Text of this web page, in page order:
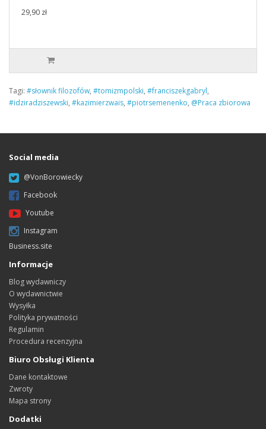
29,90 zł
Tagi: #słownik filozofów, #tomizmpolski, #franciszekgabryl,
#idziradziszewski, #kazimierzwais, #piotrsemenenko, @Praca zbiorowa
Social media
@VonBorowiecky
Facebook
Youtube
Instagram
Business.site
Informacje
Blog wydawniczy
O wydawnictwie
Wysyłka
Polityka prywatności
Regulamin
Procedura recenzyjna
Biuro Obsługi Klienta
Dane kontaktowe
Zwroty
Mapa strony
Dodatki